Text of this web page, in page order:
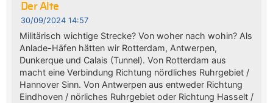
Der Alte
30/09/2024 14:57
Militärisch wichtige Strecke? Von woher nach wohin? Als
Anlade-Häfen hätten wir Rotterdam, Antwerpen,
Dunkerque und Calais (Tunnel). Von Rotterdam aus
macht eine Verbindung Richtung nördliches Ruhrgebiet /
Hannover Sinn. Von Antwerpen aus entweder Richtung
Eindhoven / nörliches Ruhrgebiet oder Richtung Hasselt /